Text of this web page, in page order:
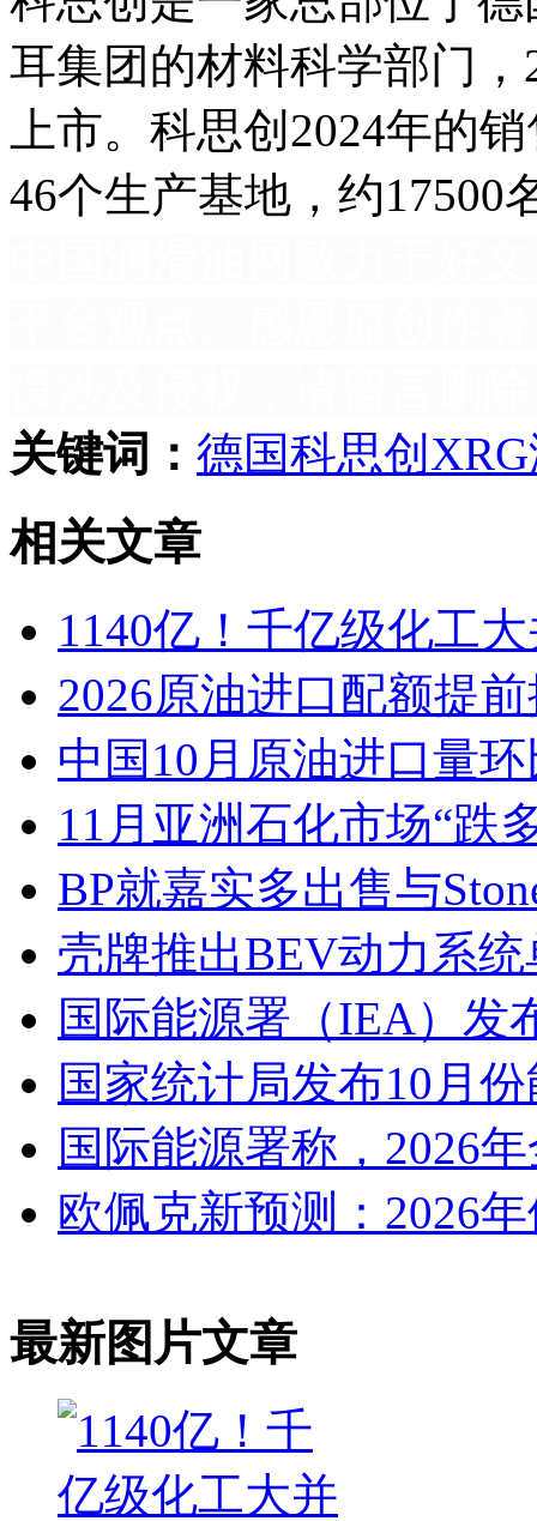
耳集团的材料科学部门
上市。科思创2024年的
46个生产基地，约17500
关键词： 德国科思创XRG
相关文章
1140亿！千亿级化工
2026原油进口配额提
中国10月原油进口量
11月亚洲石化市场“跌
BP就嘉实多出售与
壳牌推出BEV动力系
国际能源署（IEA）发
国家统计局发布10月
国际能源署称，2026
欧佩克新预测：2026
最新图片文章